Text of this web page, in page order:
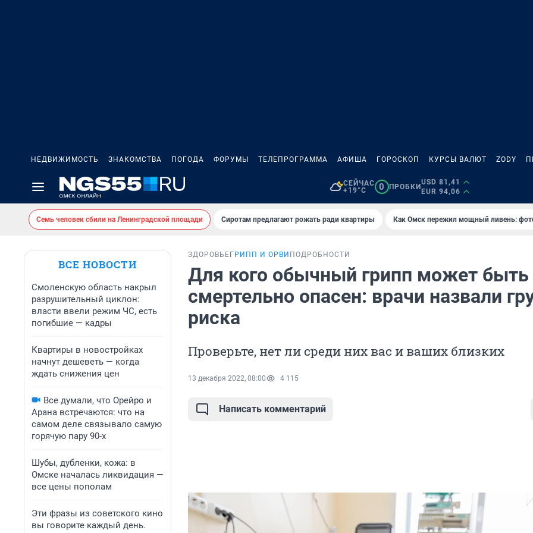
НЕДВИЖИМОСТЬ ЗНАКОМСТВА ПОГОДА ФОРУМЫ ТЕЛЕПРОГРАММА АФИША ГОРОСКОП КУРСЫ ВАЛЮТ ZODY
СЕЙЧАС
+19°C
0 ПРОБКИ
USD 81,41
EUR 94,06
Семь человек сбили на Ленинградской площади Сиротам предлагают рожать ради квартиры Как Омск пережил мощный ливень:
ВСЕ НОВОСТИ
Смоленскую область накрыл
разрушительный циклон:
власти ввели режим ЧС, есть
погибшие — кадры
Квартиры в новостройках
начнут дешеветь — когда
ждать снижения цен
Все думали, что Орейро и
Арана встречаются: что на
самом деле связывало самую
горячую пару 90-х
Шубы, дубленки, кожа: в
Омске началась ликвидация —
все цены пополам
Эти фразы из советского кино
вы говорите каждый день.
ЗДОРОВЬЕ ГРИПП И ОРВИ ПОДРОБНОСТИ
Для кого обычный грипп может быть
смертельно опасен: врачи назвали
риска
Проверьте, нет ли среди них вас и ваших близких
13 декабря 2022, 08:00 4 115
Написать комментарий